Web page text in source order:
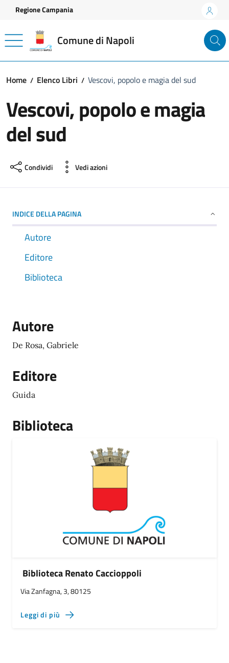
Vai ai contenuti
Vai al footer
Regione Campania
Comune di Napoli
Home Elenco Libri Vescovi, popolo e magia del sud
Vescovi, popolo e magia
del sud
Condividi Vedi azioni
INDICE DELLA PAGINA
Autore
Editore
Biblioteca
Autore
De Rosa, Gabriele
Editore
Guida
Biblioteca
Biblioteca Renato Caccioppoli
Via Zanfagna, 3, 80125
Leggi di più